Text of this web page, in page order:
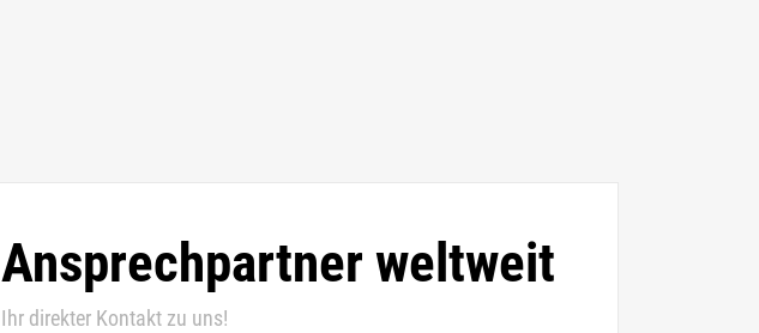
Ansprechpartner weltweit
Ihr direkter Kontakt zu uns!